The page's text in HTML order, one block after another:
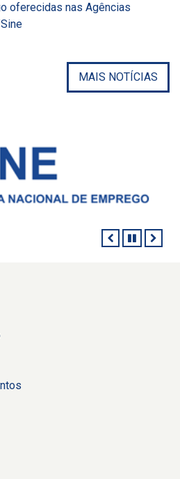
oferecidas nas Agências
MAIS NOTÍCIAS
ANTERIOR
PAUSAR